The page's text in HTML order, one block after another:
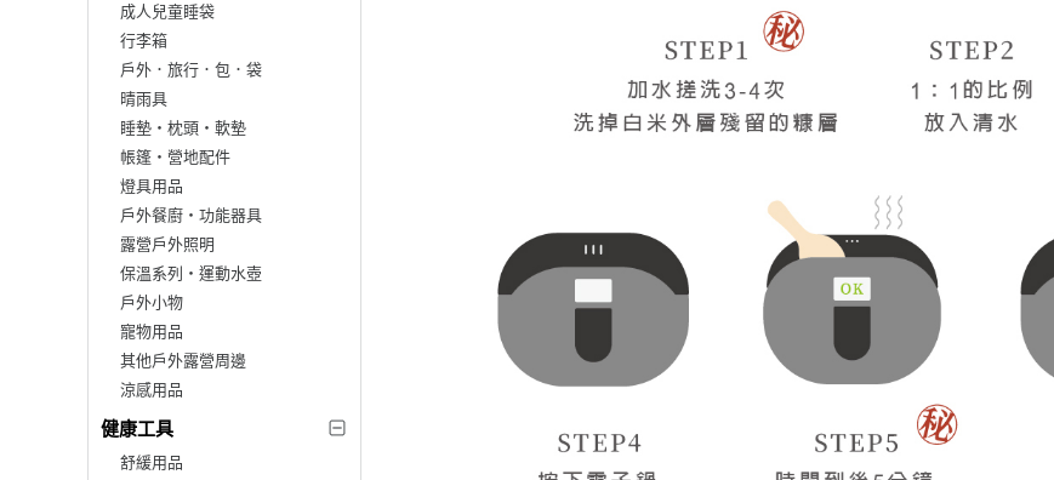
成人兒童睡袋
行李箱
戶外．旅行．包．袋
晴雨具
睡墊‧枕頭‧軟墊
帳篷‧營地配件
燈具用品
戶外餐廚‧功能器具
露營戶外照明
保溫系列‧運動水壺
戶外小物
寵物用品
其他戶外露營周邊
涼感用品
健康工具
舒緩用品